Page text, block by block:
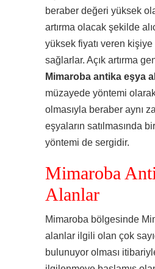
beraber değeri yüksek
artırma olacak şekilde
yüksek fiyatı veren kişiye
sağlarlar. Açık artırma
Mimaroba antika eşya
müzayede yöntemi
olmasıyla beraber aynı
eşyaların satılmasında
yöntemi de sergidir.
Mimaroba
Alanlar
Mimaroba bölgesinde
alanlar ilgili olan çok
bulunuyor olması